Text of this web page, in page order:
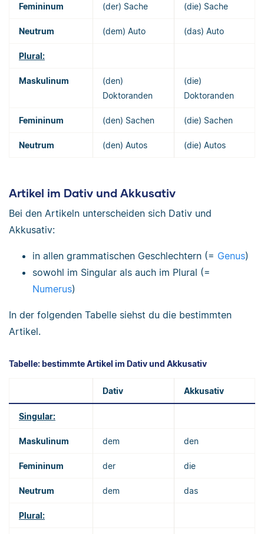
Femininum (der) Sache (die) Sache
Neutrum (dem) Auto (das) Auto
Plural:
Maskulinum
(den)
Doktoranden
(die)
Doktoranden
Femininum (den) Sachen (die) Sachen
Neutrum (den) Autos (die) Autos
Artikel im Dativ und Akkusativ
Bei den Artikeln unterscheiden sich Dativ und
Akkusativ:
in allen grammatischen Geschlechtern (= Genus)
sowohl im Singular als auch im Plural (=
Numerus)
In der folgenden Tabelle siehst du die bestimmten
Artikel.
Tabelle: bestimmte Artikel im Dativ und Akkusativ
Dativ Akkusativ
Singular:
Maskulinum dem den
Femininum der die
Neutrum dem das
Plural: